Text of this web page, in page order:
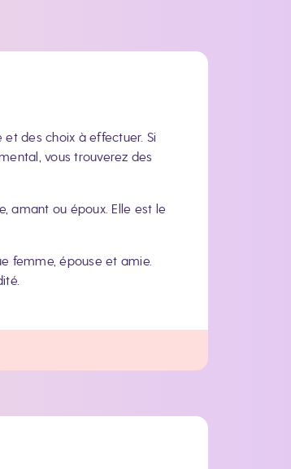
des choix à effectuer. Si
vous trouverez des
amant ou époux. Elle est le
femme, épouse et amie.